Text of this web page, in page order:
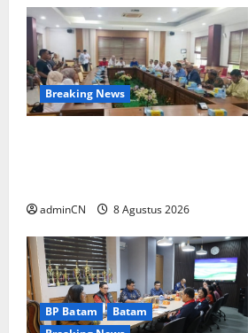
i
g
a
o
n
Breaking News
adminCN 8 Agustus 2026
BP Batam
Batam